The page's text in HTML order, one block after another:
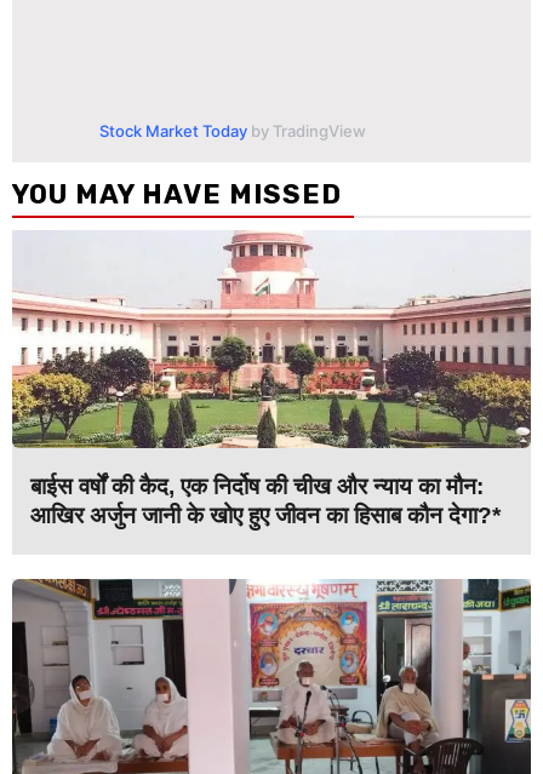
Stock Market Today by TradingView
YOU MAY HAVE MISSED
बाईस वर्षों की कैद, एक निर्दोष की चीख और न्याय का मौन:
आखिर अर्जुन जानी के खोए हुए जीवन का हिसाब कौन देगा?*